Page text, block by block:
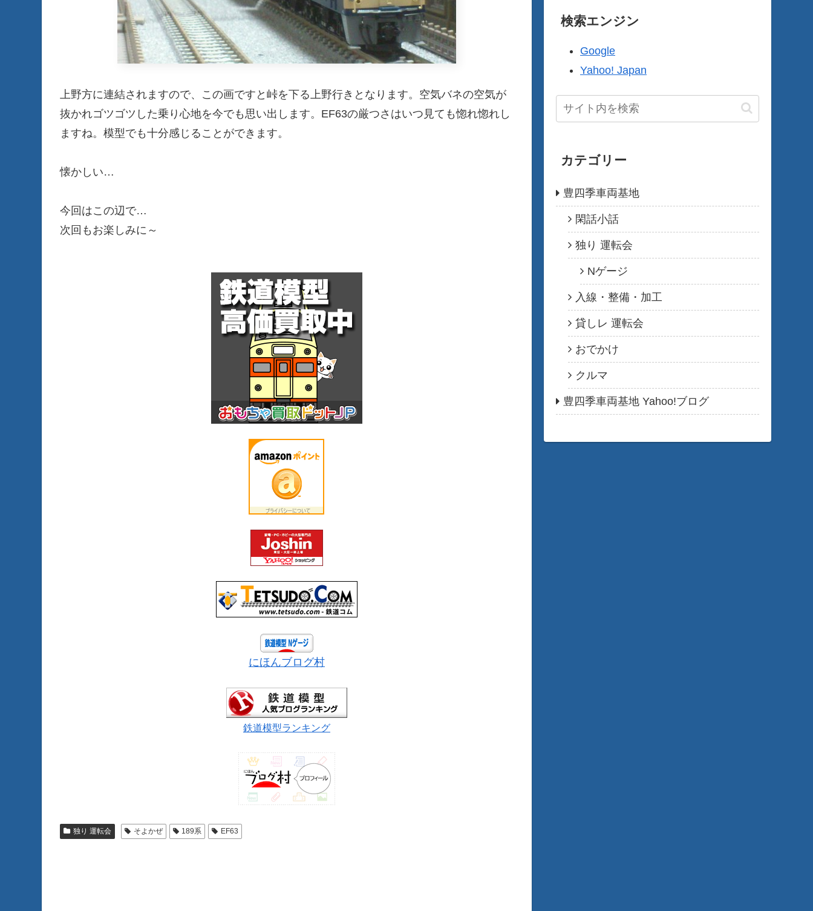
上野方に連結されますので、この画ですと峠を下る上野行きとなります。空気バネの空気が
抜かれゴツゴツした乗り心地を今でも思い出します。EF63の厳つさはいつ見ても惚れ惚れし
ますね。模型でも十分感じることができます。
懐かしい…
今回はこの辺で…
次回もお楽しみに～
にほんブログ村
鉄道模型ランキング
独り 運転会 そよかぜ 189系 EF63
検索エンジン
Google
Yahoo! Japan
カテゴリー
豊四季車両基地
閑話小話
独り 運転会
Nゲージ
入線・整備・加工
貸しレ 運転会
おでかけ
クルマ
豊四季車両基地 Yahoo!ブログ